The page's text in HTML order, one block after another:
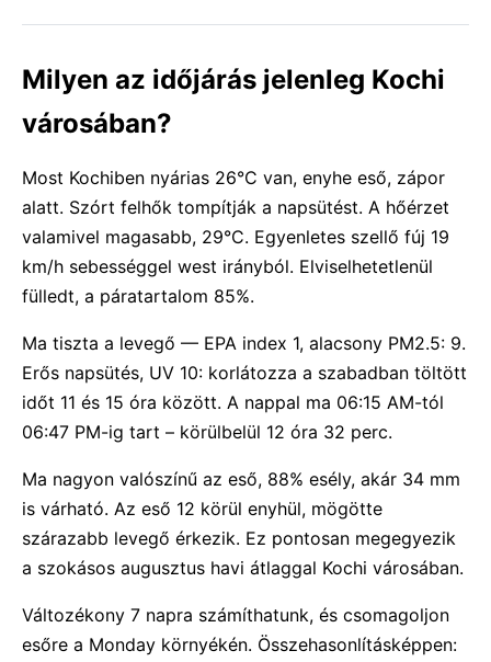
Milyen az időjárás jelenleg Kochi
városában?
Most Kochiben nyárias 26°C van, enyhe eső, zápor
alatt. Szórt felhők tompítják a napsütést. A hőérzet
valamivel magasabb, 29°C. Egyenletes szellő fúj 19
km/h sebességgel west irányból. Elviselhetetlenül
fülledt, a páratartalom 85%.
Ma tiszta a levegő — EPA index 1, alacsony PM2.5: 9.
Erős napsütés, UV 10: korlátozza a szabadban töltött
időt 11 és 15 óra között. A nappal ma 06:15 AM-tól
06:47 PM-ig tart – körülbelül 12 óra 32 perc.
Ma nagyon valószínű az eső, 88% esély, akár 34 mm
is várható. Az eső 12 körül enyhül, mögötte
szárazabb levegő érkezik. Ez pontosan megegyezik
a szokásos augusztus havi átlaggal Kochi városában.
Változékony 7 napra számíthatunk, és csomagoljon
esőre a Monday környékén. Összehasonlításképpen: